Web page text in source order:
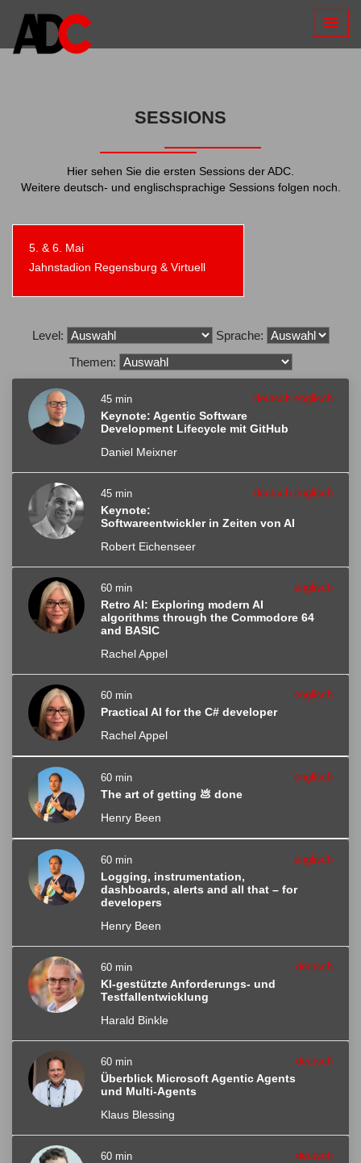
SESSIONS
Hier sehen Sie die ersten Sessions der ADC.
Weitere deutsch- und englischsprachige Sessions folgen noch.
5. & 6. Mai
Jahnstadion Regensburg & Virtuell
Level:
Sprache:
Themen:
45 min deutsch englisch
Keynote: Agentic Software
Development Lifecycle mit GitHub
Daniel Meixner
45 min deutsch englisch
Keynote:
Softwareentwickler in Zeiten von AI
Robert Eichenseer
60 min englisch
Retro AI: Exploring modern AI
algorithms through the Commodore 64
and BASIC
Rachel Appel
60 min englisch
Practical AI for the C# developer
Rachel Appel
60 min englisch
The art of getting 💩 done
Henry Been
60 min englisch
Logging, instrumentation,
dashboards, alerts and all that – for
developers
Henry Been
60 min deutsch
KI-gestützte Anforderungs- und
Testfallentwicklung
Harald Binkle
60 min deutsch
Überblick Microsoft Agentic Agents
und Multi-Agents
Klaus Blessing
60 min deutsch